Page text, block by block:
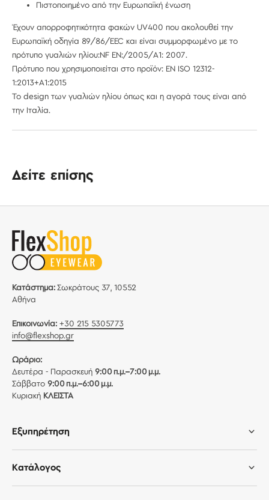
Πιστοποιημένο από την Ευρωπαϊκή ένωση
Έχουν απορροφητικότητα φακών UV400 που ακολουθεί την
Ευρωπαϊκή οδηγία 89/86/EEC και είναι συμμορφωμένο με το
πρότυπο γυαλιών ηλίου:NF EN:/2005/A1: 2007.
Πρότυπο που χρησιμοποιείται στο προϊόν: EN ISO 12312-
1:2013+A1:2015
Το design των γυαλιών ηλίου όπως και η αγορά τους είναι από
την Ιταλία.
Δείτε επίσης
Κατάστημα:Σωκράτους 37, 10552
Αθήνα
Επικοινωνία: +30 215 5305773
info@flexshop.gr
Ωράριο:
Δευτέρα - Παρασκευή 9:00 π.μ.–7:00 μ.μ.
Σάββατο 9:00 π.μ.–6:00 μ.μ.
Κυριακή ΚΛΕΙΣΤΑ
Εξυπηρέτηση
Κατάλογος